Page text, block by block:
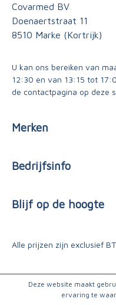
Covarmed BV
Doenaertstraat 11
8510 Marke (Kortrijk)
U kan ons bereiken van
12:30 en van 13:15 tot
de contactpagina op deze
Merken
Bedrijfsinfo
Blijf op de hoogte
Alle prijzen zijn exclusief
Deze website maakt
ervaring te